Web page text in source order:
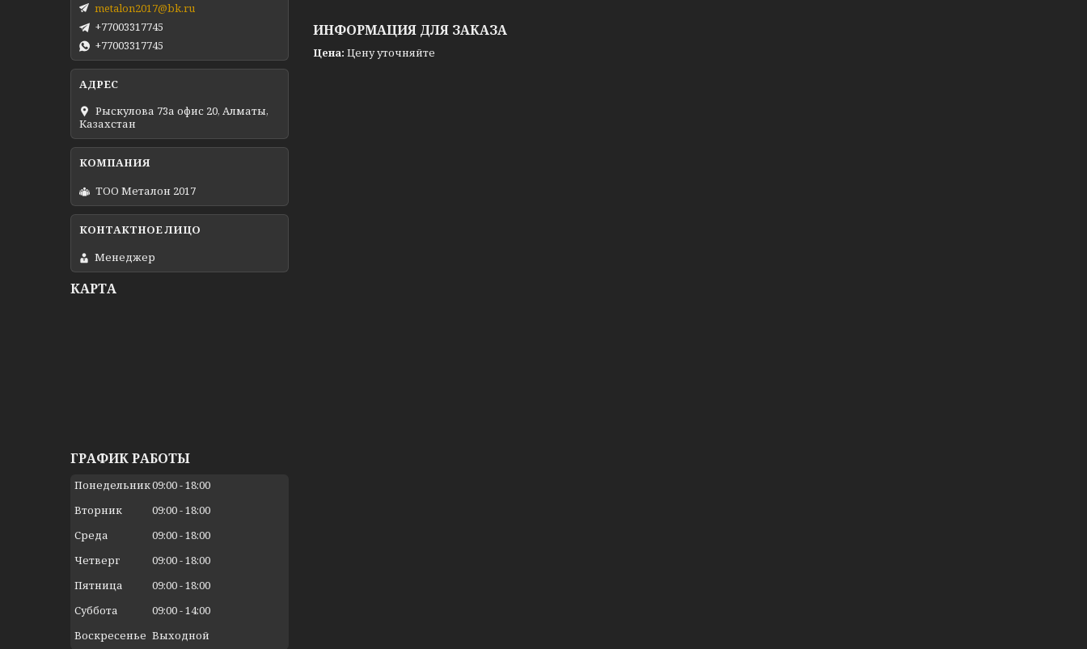
ИНФОРМАЦИЯ ДЛЯ ЗАКАЗА
Цена: Цену уточняйте
metalon2017@bk.ru
+77003317745
+77003317745
Рыскулова 73а офис 20, Алматы,
Казахстан
ТОО Металон 2017
Менеджер
КАРТА
ГРАФИК РАБОТЫ
Понедельник09:00 18:00
Вторник
09:00 18:00
Среда
09:00 18:00
Четверг
09:00 18:00
Пятница
09:00 18:00
Суббота
09:00 14:00
Воскресенье Выходной